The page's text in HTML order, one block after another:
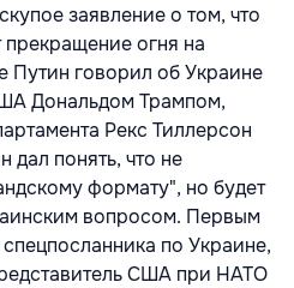
заявление о том, что
огня на
Путин говорил об Украине
Дональдом Трампом,
Рекс Тиллерсон
дал понять, что не
формату", но будет
вопросом. Первым
по Украине,
США при НАТО